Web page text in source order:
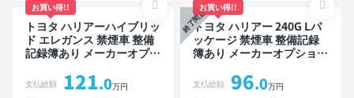
お買い得!!
トヨタ ハリアーハイブリッ
ド エレガンス 禁煙車 整備
記録簿あり メーカーオプシ
ETC バックモニター ドラ
イブレコーダー
支払総額 121.0万円
終了間近
お買い得!!
トヨタ ハリアー 240G Lパ
ッケージ 禁煙車 整備記録
簿あり メーカーオプション
ETC サンルーフ バックモ
ニター ドライブレコーダー
支払総額 96.0万円